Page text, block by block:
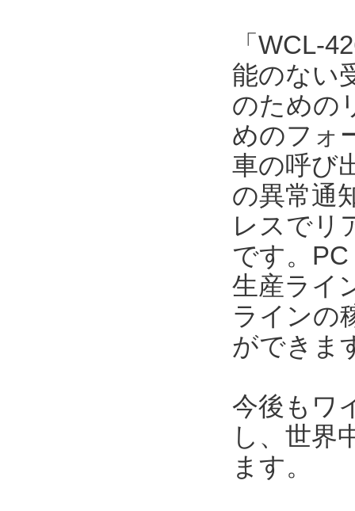
「WCL-
能のない
のための
めのフォ
車の呼び
の異常通
レスでリ
です。
生産ライ
ラインの
ができま
今後もワ
し、世界
ます。